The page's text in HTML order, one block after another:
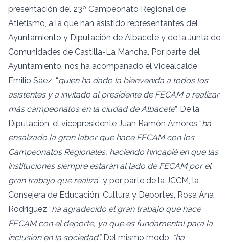
presentación del 23º Campeonato Regional de
Atletismo, a la que han asistido representantes del
Ayuntamiento y Diputación de Albacete y de la Junta de
Comunidades de Castilla-La Mancha. Por parte del
Ayuntamiento, nos ha acompañado el Vicealcalde
Emilio Sáez, “quien ha dado la bienvenida a todos los
asistentes y a invitado al presidente de FECAM a realizar
más campeonatos en la ciudad de Albacete”. De la
Diputación, el vicepresidente Juan Ramón Amores “ha
ensalzado la gran labor que hace FECAM con los
Campeonatos Regionales, haciendo hincapié en que las
instituciones siempre estarán al lado de FECAM por el
gran trabajo que realiza” y por parte de la JCCM, la
Consejera de Educación, Cultura y Deportes, Rosa Ana
Rodríguez “ha agradecido el gran trabajo que hace
FECAM con el deporte, ya que es fundamental para la
inclusión en la sociedad”.Del mismo modo, “ha